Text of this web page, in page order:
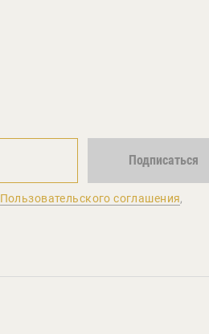
Подписаться
Пользовательского соглашения,